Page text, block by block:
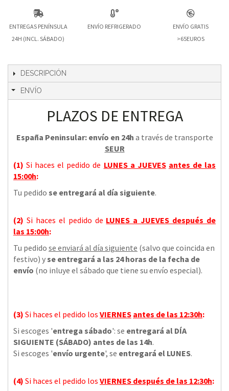
ENTREGAS PENÍNSULA
24H (INCL. SÁBADO)
ENVÍO REFRIGERADO
ENVÍO GRATIS
>65EUROS
DESCRIPCIÓN
ENVÍO
PLAZOS DE ENTREGA
España Peninsular: envío en 24h a través de transporte
SEUR
(1)Si haces el pedido de LUNES a JUEVES antes de las
15:00h:
Tu pedido se entregará al día siguiente.
(2) Si haces el pedido de LUNES a JUEVES después de
las 15:00h:
Tu pedido se enviará al día siguiente (salvo que coincida en
festivo) yse entregará a las 24 horas de la fecha de
envío (no inluye el sábado que tiene su envío especial).
(3) Si haces el pedido los VIERNES antes de las 12:30h:
Si escoges 'entrega sábado': se entregará al DÍA
SIGUIENTE (SÁBADO) antes de las 14h.
Si escoges 'envío urgente', se entregará el LUNES.
(4) Si haces el pedido los VIERNES después de las 12:30h: